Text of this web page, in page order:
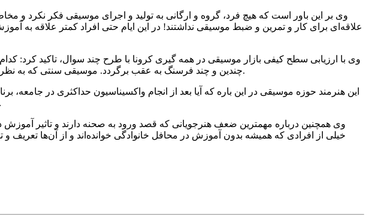
وی بر این باور است که هیچ فرد، گروه و ارگانی به تولید و اجرای موسیقی فکر نکرد و
علاقه‌ای برای کار و تمرین و ضبط موسیقی نداشتند! در این ایام حتی افراد کمتر علاقه به
چندین و چند فرسنگ به عقب برگردد. موسیقی سنتی که به نظر من به کلی از بین رفت و خوانندگان سنتی هم به آهنگ‌های پاپ روی آورده اند که به نظرم کارهایی ماندگار نیستند.
این هنرمند حوزه موسیقی در این باره که آیا بعد از انجام واکسیناسیون حداکثری در
می‌کنم متأسفانه تمام زحماتی که در این سی سال گذشته برای موسیقی بانوان کشیدم به هدر رفت و بی‌ثمر ماند.
وی همچنین درباره مهمترین ضعف هنرجویانی که قصد ورود به صحنه دارند و تاثیر
خیلی از افرادی که همیشه بدون آموزش در محافل خانوادگی خوانده‌اند و از آن‌ها